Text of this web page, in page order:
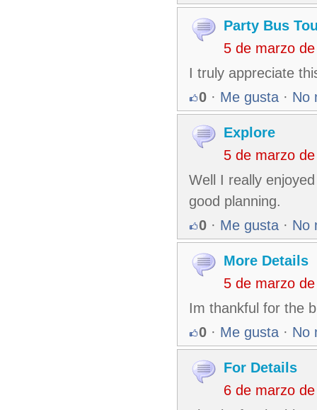
Party Bus
5 de marzo
I truly appreciate
0 · Me gusta · No
Explore
5 de marzo
Well I really
good planning.
0 · Me gusta · No
More Details
5 de marzo
Im thankful for the
0 · Me gusta · No
For Details
6 de marzo